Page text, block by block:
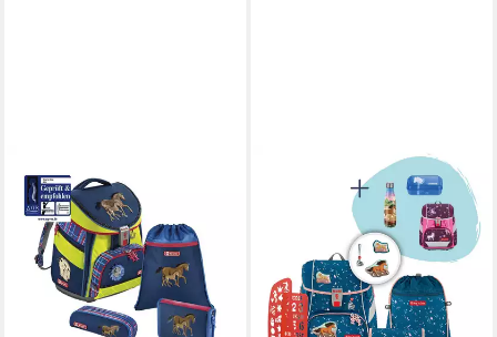
Schulranzen Comfort DIN
(4tlg., inkl. Federmäppchen,
turnbeutel und
Schlamperrolle)
119,99 € UVP219,00 €
Schulranzen 2IN1 PLUS „Wild
Horse Ronja“, 9-teilig, blau (6-
234,99 € UVP327,96 €
-28%
lieferbar - in 3-4 Werktagen bei dir